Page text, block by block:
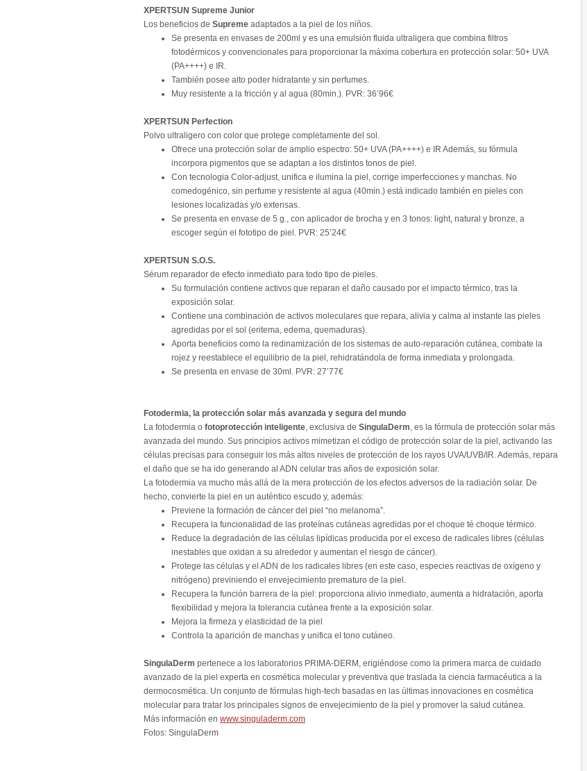
XPERTSUN Supreme Junior
Los beneficios de Supreme adaptados a la piel de los niños.
Se presenta en envases de 200ml y es una emulsión fluida ultraligera que combina filtros
fotodérmicos y convencionales para proporcionar la máxima cobertura en protección solar: 50+ UVA
(PA++++) e IR.
También posee alto poder hidratante y sin perfumes.
Muy resistente a la fricción y al agua (80min.). PVR: 36’96€
XPERTSUN Perfection
Polvo ultraligero con color que protege completamente del sol.
Ofrece una protección solar de amplio espectro: 50+ UVA (PA++++) e IR Además, su fórmula
incorpora pigmentos que se adaptan a los distintos tonos de piel.
Con tecnologia Color-adjust, unifica e ilumina la piel, corrige imperfecciones y manchas. No
comedogénico, sin perfume y resistente al agua (40min.) está indicado también en pieles con
lesiones localizadas y/o extensas.
Se presenta en envase de 5 g., con aplicador de brocha y en 3 tonos: light, natural y bronze, a
escoger según el fototipo de piel. PVR: 25’24€
XPERTSUN S.O.S.
Sérum reparador de efecto inmediato para todo tipo de pieles.
Su formulación contiene activos que reparan el daño causado por el impacto térmico, tras la
exposición solar.
Contiene una combinación de activos moleculares que repara, alivia y calma al instante las pieles
agredidas por el sol (eritema, edema, quemaduras).
Aporta beneficios como la redinamización de los sistemas de auto-reparación cutánea, combate la
rojez y reestablece el equilibrio de la piel, rehidratándola de forma inmediata y prolongada.
Se presenta en envase de 30ml. PVR: 27’77€
Fotodermia, la protección solar más avanzada y segura del mundo
La fotodermia o fotoprotección inteligente, exclusiva de SingulaDerm, es la fórmula de protección solar más
avanzada del mundo. Sus principios activos mimetizan el código de protección solar de la piel, activando las
células precisas para conseguir los más altos niveles de protección de los rayos UVA/UVB/IR. Además, repara
el daño que se ha ido generando al ADN celular tras años de exposición solar.
La fotodermia va mucho más allá de la mera protección de los efectos adversos de la radiación solar. De
hecho, convierte la piel en un auténtico escudo y, además:
Previene la formación de cáncer del piel “no melanoma”.
Recupera la funcionalidad de las proteínas cutáneas agredidas por el choque té choque térmico.
Reduce la degradación de las células lipídicas producida por el exceso de radicales libres (células
inestables que oxidan a su alrededor y aumentan el riesgo de cáncer).
Protege las células y el ADN de los radicales libres (en este caso, especies reactivas de oxígeno y
nitrógeno) previniendo el envejecimiento prematuro de la piel.
Recupera la función barrera de la piel: proporciona alivio inmediato, aumenta a hidratación, aporta
flexibilidad y mejora la tolerancia cutánea frente a la exposición solar.
Mejora la firmeza y elasticidad de la piel
Controla la aparición de manchas y unifica el tono cutáneo.
SingulaDerm pertenece a los laboratorios PRIMA-DERM, erigiéndose como la primera marca de cuidado
avanzado de la piel experta en cosmética molecular y preventiva que traslada la ciencia farmacéutica a la
dermocosmética. Un conjunto de fórmulas high-tech basadas en las últimas innovaciones en cosmética
molecular para tratar los principales signos de envejecimiento de la piel y promover la salud cutánea.
Más información en www.singuladerm.com
Fotos: SingulaDerm